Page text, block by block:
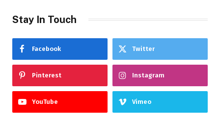
Stay In Touch
Facebook Twitter
Pinterest Instagram
YouTube Vimeo